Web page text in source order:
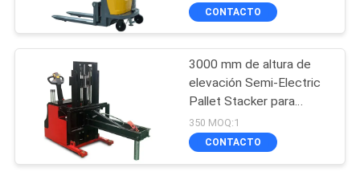
CONTACTO
3000 mm de altura de
elevación Semi-Electric
Pallet Stacker para
necesidades versátiles
350 MOQ:1
CONTACTO